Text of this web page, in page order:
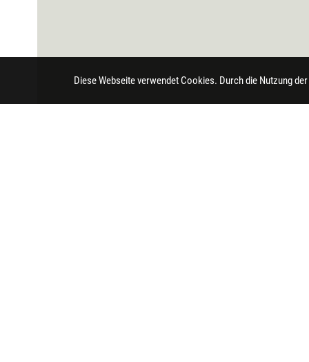
Diese Webseite verwendet Cookies. Durch die Nutzung